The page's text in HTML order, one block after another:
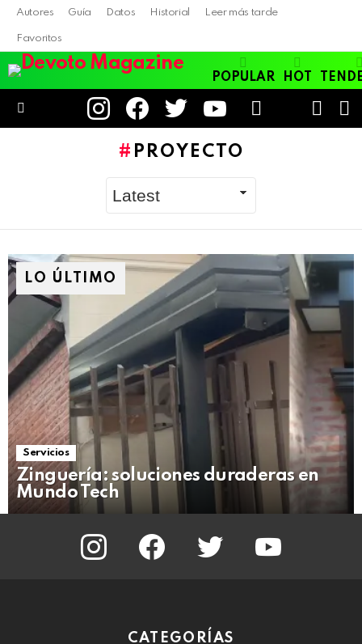
Autores Guía Datos Historial Leer más tarde
Favoritos
POPULAR HOT
instagramfacebooktwitter youtube
SKIN
PROYECTO
LO ÚLTIMO
Servicios
Zinguería: soluciones duraderas en
Mundo Tech
instagram facebook twitter
CATEGORÍAS